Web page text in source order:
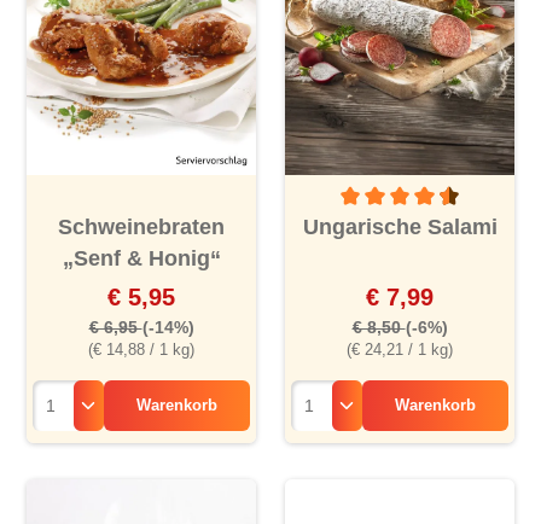
Schweinebraten
„Senf & Honig“
(€ 14,88 / 1 kg)
€ 5,95
€ 6,95(-14%)
Warenkorb
Durchschnittliche
Ungarische Salami
(€ 24,21 / 1 kg)
€ 7,99
€ 8,50(-6%)
Warenkorb